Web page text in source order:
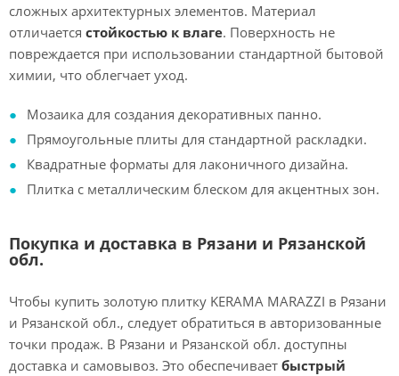
сложных архитектурных элементов. Материал
отличается стойкостью к влаге. Поверхность не
повреждается при использовании стандартной бытовой
химии, что облегчает уход.
Мозаика для создания декоративных панно.
Прямоугольные плиты для стандартной раскладки.
Квадратные форматы для лаконичного дизайна.
Плитка с металлическим блеском для акцентных зон.
Покупка и доставка в Рязани и Рязанской
обл.
Чтобы купить золотую плитку KERAMA MARAZZI в Рязани
и Рязанской обл., следует обратиться в авторизованные
точки продаж. В Рязани и Рязанской обл. доступны
доставка и самовывоз. Это обеспечивает быстрый